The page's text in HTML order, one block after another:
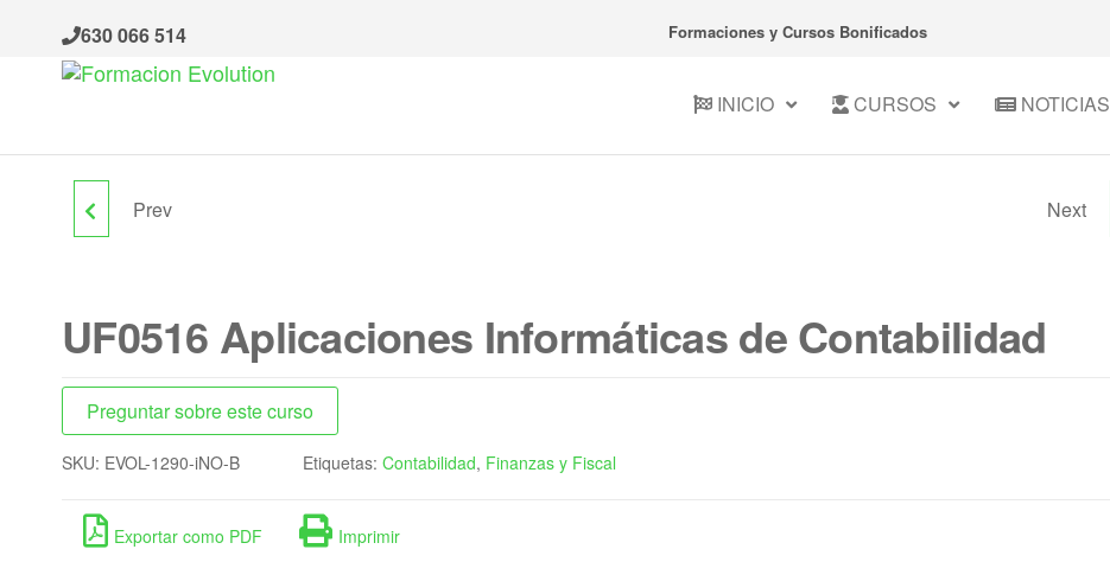
contenido
630 066 514 Formaciones y Cursos Bonificados
INICIO CURSOS NOTICIAS
UF0507 APERTURA Y
VÍAS FORESTALES
Prev UF0518 GESTIÓN
CORRESPONDENCIA Y
Next
UF0516 Aplicaciones Informáticas de Contabilidad
Preguntar sobre este curso
SKU: EVOL-1290-iNO-B Etiquetas: Contabilidad, Finanzas y Fiscal
Exportar como PDF Imprimir